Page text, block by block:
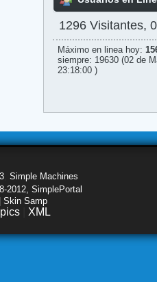
1296 Visitantes,
Máximo en linea hoy:
siempre: 19630 (02 de
23:18:00 )
Simple Machines
2012, SimplePortal
Skin Samp
XML